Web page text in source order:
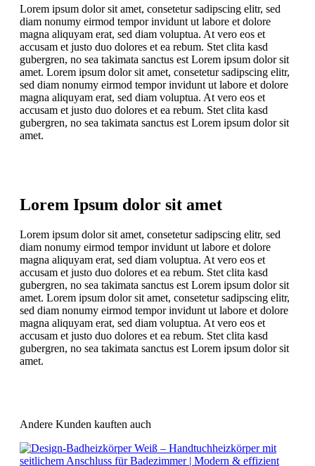
Lorem ipsum dolor sit amet, consetetur sadipscing elitr, sed
diam nonumy eirmod tempor invidunt ut labore et dolore
magna aliquyam erat, sed diam voluptua. At vero eos et
accusam et justo duo dolores et ea rebum. Stet clita kasd
gubergren, no sea takimata sanctus est Lorem ipsum dolor sit
amet. Lorem ipsum dolor sit amet, consetetur sadipscing elitr,
sed diam nonumy eirmod tempor invidunt ut labore et dolore
magna aliquyam erat, sed diam voluptua. At vero eos et
accusam et justo duo dolores et ea rebum. Stet clita kasd
gubergren, no sea takimata sanctus est Lorem ipsum dolor sit
amet.
Lorem Ipsum dolor sit amet
Lorem ipsum dolor sit amet, consetetur sadipscing elitr, sed
diam nonumy eirmod tempor invidunt ut labore et dolore
magna aliquyam erat, sed diam voluptua. At vero eos et
accusam et justo duo dolores et ea rebum. Stet clita kasd
gubergren, no sea takimata sanctus est Lorem ipsum dolor sit
amet. Lorem ipsum dolor sit amet, consetetur sadipscing elitr,
sed diam nonumy eirmod tempor invidunt ut labore et dolore
magna aliquyam erat, sed diam voluptua. At vero eos et
accusam et justo duo dolores et ea rebum. Stet clita kasd
gubergren, no sea takimata sanctus est Lorem ipsum dolor sit
amet.
Andere Kunden kauften auch